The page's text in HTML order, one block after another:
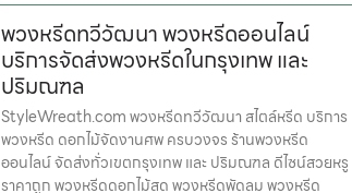
พวงหรีดทวีวัฒนา พวงหรีดออนไลน์
บริการจัดส่งพวงหรีดในกรุงเทพ และ
ปริมณฑล
StyleWreath.com พวงหรีดทวีวัฒนา สไตล์หรีด บริการ
พวงหรีด ดอกไม้จัดงานศพ ครบวงจร ร้านพวงหรีด
ออนไลน์ จัดส่งทั่วเขตกรุงเทพ และ ปริมณฑล ดีไซน์สวยหรู
ราคาถูก พวงหรีดดอกไม้สด พวงหรีดพัดลม พวงหรีด